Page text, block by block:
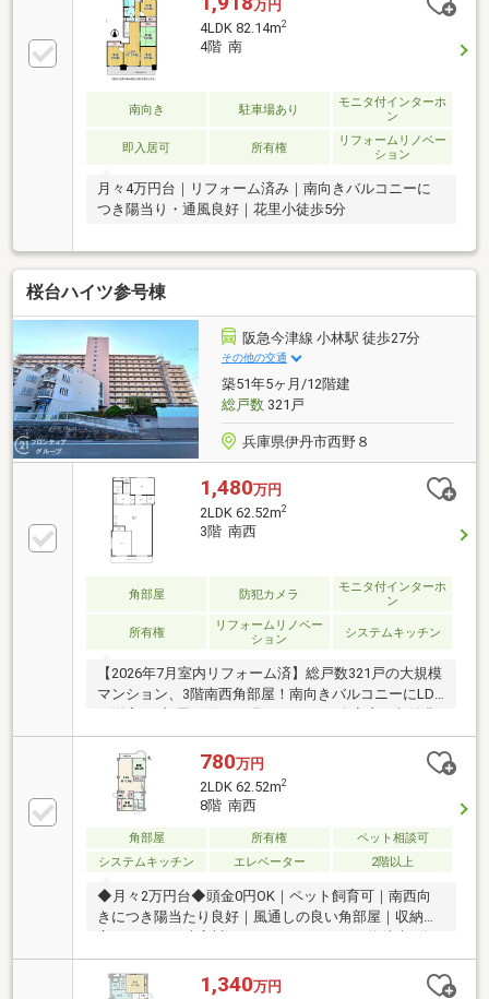
万円
4LDK 82.14m2
4階 南
南向き 駐車場あり
モニタ付インターホ
ン
即入居可 所有権
リフォームリノベー
ション
月々4万円台｜リフォーム済み｜南向きバルコニーに
つき陽当り・通風良好｜花里小徒歩5分
桜台ハイツ参号棟
阪急今津線 小林駅 徒歩27分
その他の交通
築51年5ヶ月/12階建
総戸数321戸
兵庫県伊丹市西野８
1,480万円
2LDK 62.52m2
3階 南西
角部屋 防犯カメラ
モニタ付インターホ
ン
所有権
リフォームリノベー
ション
システムキッチン
【2026年7月室内リフォーム済】総戸数321戸の大規模
マンション、3階南西角部屋！南向きバルコニーにLDK
富で、公園徒歩2分と子育て環境も良好♪
780万円
2LDK 62.52m2
8階 南西
角部屋 所有権
ペット相談可
システムキッチン
エレベーター 2階以上
◆月々2万円台◆頭金0円OK｜ペット飼育可｜南西向
きにつき陽当たり良好｜風通しの良い角部屋｜収納豊
｜徒歩圏内に生活施設有り
1,340万円